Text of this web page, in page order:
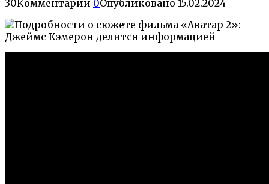
30Комментарии 0Опубликовано 15.02.2024